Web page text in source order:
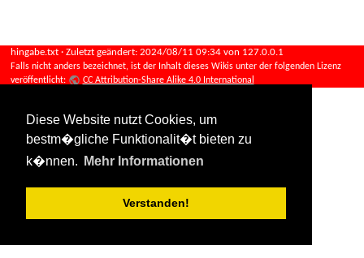
Diese Website nutzt Cookies, um
bestm�gliche Funktionalit�t bieten zu
k�nnen.
Mehr Informationen
Verstanden!
hingabe.txt · Zuletzt geändert: 2024/08/11 09:34 von 127.0.0.1
Falls nicht anders bezeichnet, ist der Inhalt dieses Wikis unter der folgenden Lizenz
veröffentlicht:
CC Attribution-Share Alike 4.0 International